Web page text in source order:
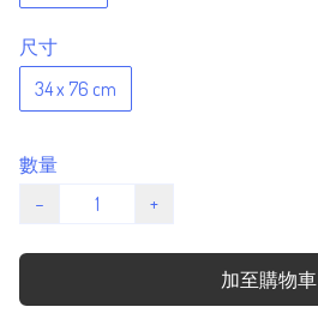
尺寸
34 x 76 cm
數量
−
+
加至購物車